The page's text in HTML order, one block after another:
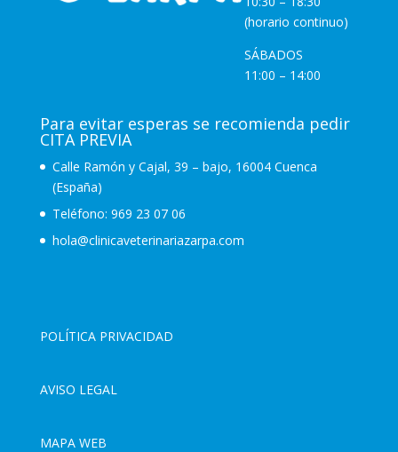
(horario continuo)
SÁBADOS
11:00 – 14:00
Para evitar esperas se recomienda pedir
CITA PREVIA
Calle Ramón y Cajal, 39 – bajo, 16004 Cuenca
(España)
Teléfono: 969 23 07 06
hola@clinicaveterinariazarpa.com
POLÍTICA PRIVACIDAD
AVISO LEGAL
MAPA WEB